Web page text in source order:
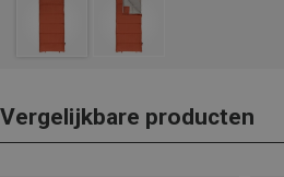
Vergelijkbare producten